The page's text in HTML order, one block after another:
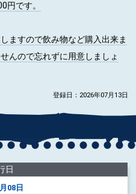
円です。
ますので飲み物など購入出来ま
んので忘れずに用意しましょ
登録日：2026年07月13日
日
08日